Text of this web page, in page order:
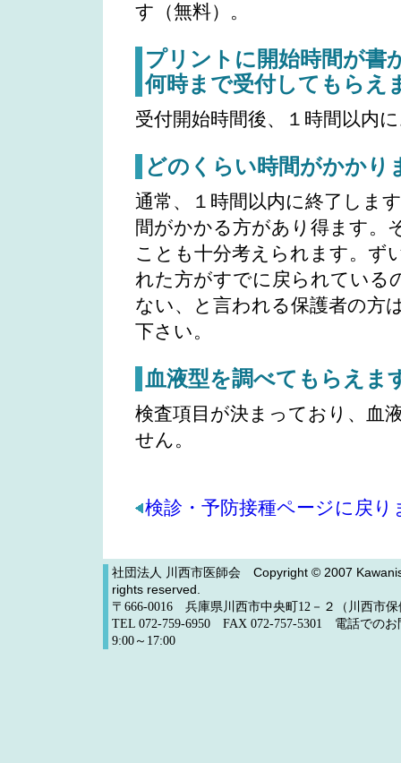
す（無料）。
プリントに開始時間が書
何時まで受付してもらえ
受付開始時間後、１時間以内
どのくらい時間がかかり
通常、１時間以内に終了しま
間がかかる方があり得ます。
ことも十分考えられます。ず
れた方がすでに戻られている
ない、と言われる保護者の方
下さい。
血液型を調べてもらえま
検査項目が決まっており、血
せん。
検診・予防接種ページに戻り
社団法人 川西市医師会 Copyright © 2007
rights reserved.
〒666-0016 兵庫県川西市中央町12－２（川西市
TEL 072-759-6950 FAX 072-757-5301 電話でのお
9:00～17:00